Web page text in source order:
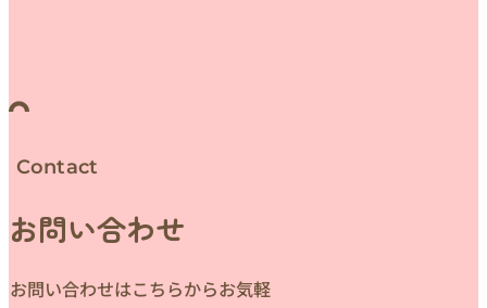
Contact
お問い合わせ
お問い合わせはこちらからお気軽